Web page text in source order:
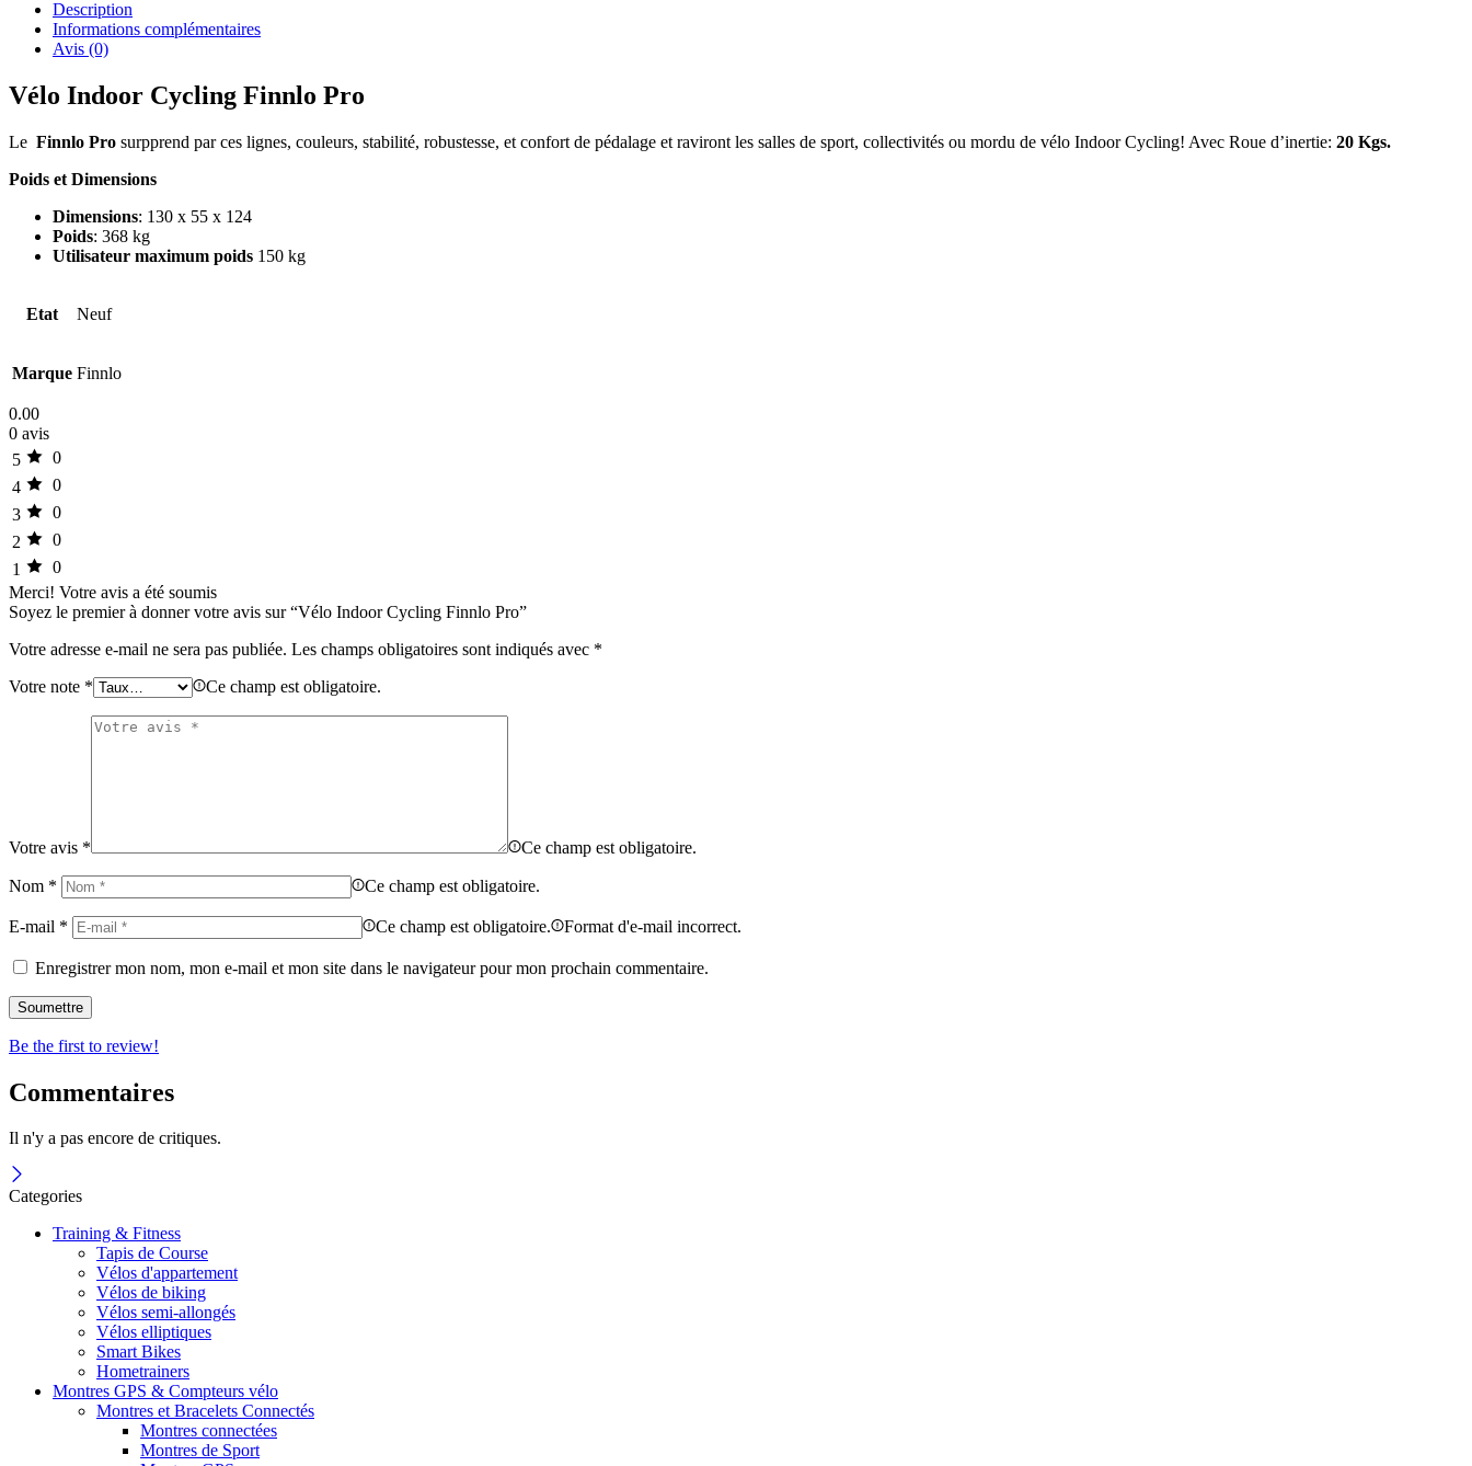
Description
Informations complémentaires
Avis (0)
Vélo Indoor Cycling Finnlo Pro
Le Finnlo Pro surpprend par ces lignes, couleurs, stabilité, robustesse, et confort de pédalage et raviront les salles de sport, collectivités ou mordu de vélo Indoor Cycling! Avec Roue d’inertie: 20 Kgs.
Poids et Dimensions
Dimensions: 130 x 55 x 124
Poids: 368 kg
Utilisateur maximum poids 150 kg
Etat Neuf
Marque Finnlo
0.00
0 avis
5
0
4
0
3
0
2
0
1
0
Merci! Votre avis a été soumis
Soyez le premier à donner votre avis sur “Vélo Indoor Cycling Finnlo Pro”
Votre adresse e-mail ne sera pas publiée. Les champs obligatoires sont indiqués avec *
Votre note * Ce champ est obligatoire.
Votre avis * Ce champ est obligatoire.
Nom * Ce champ est obligatoire.
E-mail * Ce champ est obligatoire. Format d'e-mail incorrect.
Enregistrer mon nom, mon e-mail et mon site dans le navigateur pour mon prochain commentaire.
Be the first to review!
Commentaires
Il n'y a pas encore de critiques.
Categories
Training & Fitness
Tapis de Course
Vélos d'appartement
Vélos de biking
Vélos semi-allongés
Vélos elliptiques
Smart Bikes
Hometrainers
Montres GPS & Compteurs vélo
Montres et Bracelets Connectés
Montres connectées
Montres de Sport